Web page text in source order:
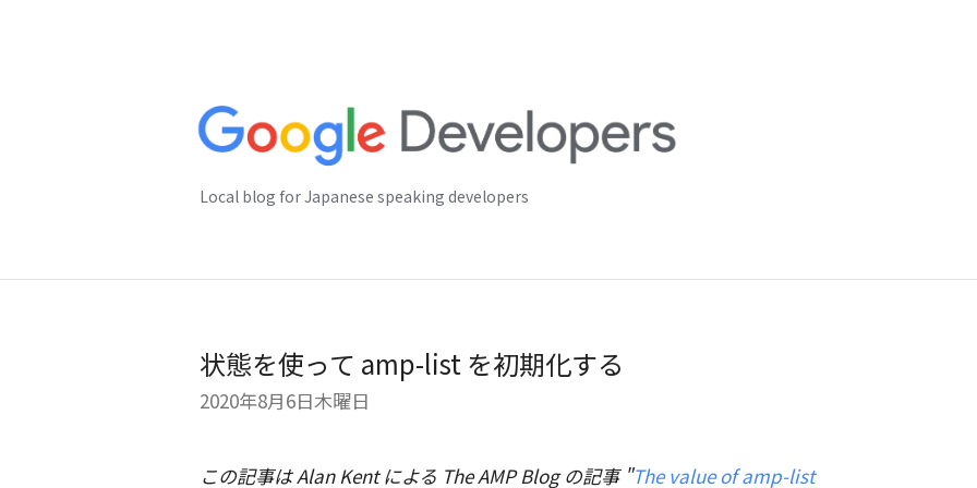
Local blog for Japanese speaking developers
状態を使って amp-list を初期化する
2020年8月6日木曜日
この記事はAlan Kentによる The AMP Blog の記事 "The value of amp-list